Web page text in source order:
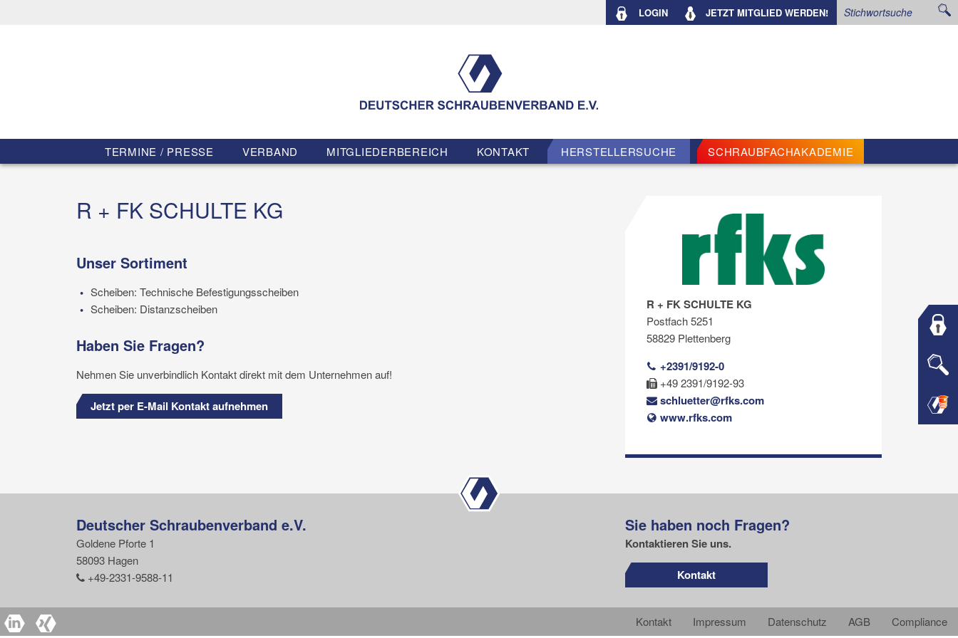
LOGIN JETZT MITGLIED WERDEN!
TERMINE / PRESSE VERBAND MITGLIEDERBEREICH KONTAKT HERSTELLERSUCHE SCHRAUBFACHAKADEMIE
R + FK SCHULTE KG
Unser Sortiment
Scheiben: Technische Befestigungsscheiben
Scheiben: Distanzscheiben
Haben Sie Fragen?
Nehmen Sie unverbindlich Kontakt direkt mit dem Unternehmen auf!
Jetzt per E-Mail Kontakt aufnehmen
R + FK SCHULTE KG
Postfach 5251
58829 Plettenberg
+2391/9192-0
+49 2391/9192-93
schluetter@rfks.com
www.rfks.com
Deutscher Schraubenverband e.V.
Goldene Pforte 1
58093 Hagen
+49-2331-9588-11
Sie haben noch Fragen?
Kontaktieren Sie uns.
Kontakt
Kontakt Impressum Datenschutz AGB Compliance